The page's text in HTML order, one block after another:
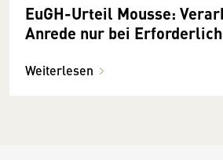
EuGH-Urteil Mousse:
Anrede nur bei
Weiterlesen